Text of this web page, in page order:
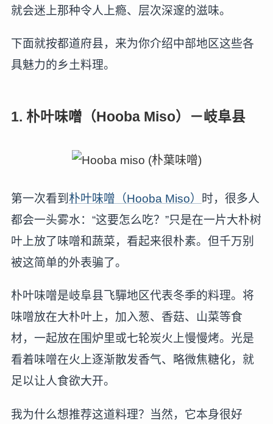
就会迷上那种令人上瘾、层次深邃的滋味。
下面就按都道府县，来为你介绍中部地区这些各
具魅力的乡土料理。
1. 朴叶味噌（Hooba Miso）－岐阜县
第一次看到 朴叶味噌（Hooba Miso） 时，很多人
都会一头雾水：“这要怎么吃？”只是在一片大朴树
叶上放了味噌和蔬菜，看起来很朴素。但千万别
被这简单的外表骗了。
朴叶味噌是岐阜县飞驒地区代表冬季的料理。将
味噌放在大朴叶上，加入葱、香菇、山菜等食
材，一起放在围炉里或七轮炭火上慢慢烤。光是
看着味噌在火上逐渐散发香气、略微焦糖化，就
足以让人食欲大开。
我为什么想推荐这道料理？当然，它本身很好